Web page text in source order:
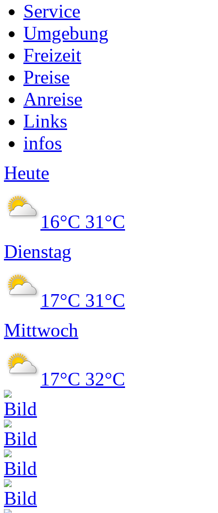
Service
Umgebung
Freizeit
Preise
Anreise
Links
infos
Heute
16°C 31°C
Dienstag
17°C 31°C
Mittwoch
17°C 32°C